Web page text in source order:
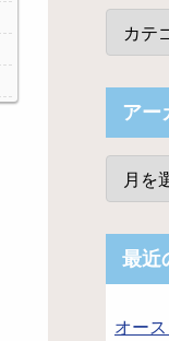
アー
最近
オー